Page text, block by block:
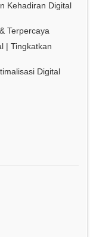
Kehadiran Digital
Terpercaya
| Tingkatkan
Digital